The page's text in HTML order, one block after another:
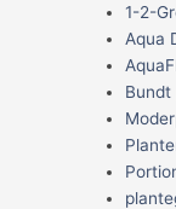
1-2-
Aqua
Bundt